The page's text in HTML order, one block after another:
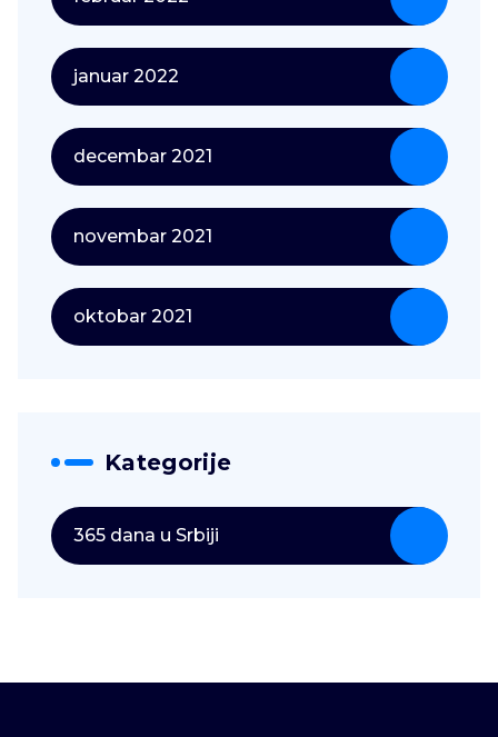
januar 2022
decembar 2021
novembar 2021
oktobar 2021
Kategorije
365 dana u Srbiji